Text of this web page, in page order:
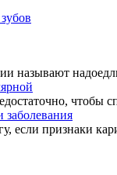
называют
чтобы
заболевания
если признаки